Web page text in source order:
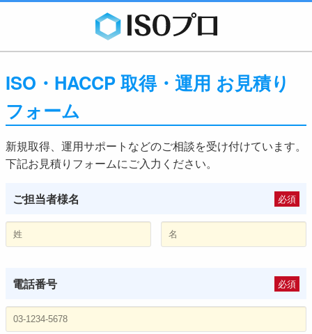
ISO・HACCP 取得・運用 お見積り
フォーム
新規取得、運用サポートなどのご相談を受け付けています。
下記お見積りフォームにご入力ください。
ご担当者様名 必須
電話番号 必須